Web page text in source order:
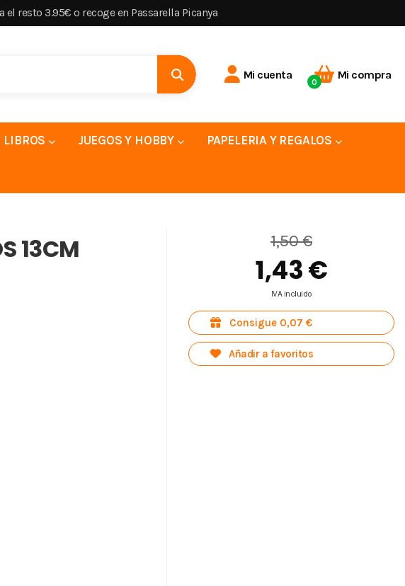
el resto 3.95€ o recoge en Passarella Picanya
Mi cuenta Mi compra
0
LIBROS JUEGOS Y HOBBY PAPELERIA Y REGALOS
13CM
1,50 €
1,43 €
IVA incluido
Consigue 0,07 €
Añadir a favoritos